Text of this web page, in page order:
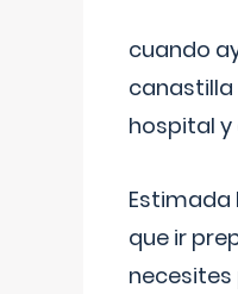
cuando
canastilla
hospital y
Estimada
que ir
necesites